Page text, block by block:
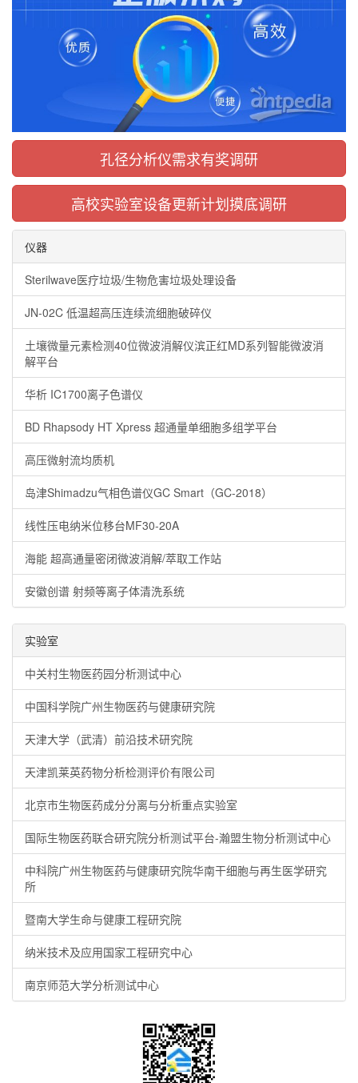
孔径分析仪需求有奖调研
高校实验室设备更新计划摸底调研
仪器
Sterilwave医疗垃圾/生物危害垃圾处理设备
JN-02C 低温超高压连续流细胞破碎仪
土壤微量元素检测40位微波消解仪滨正红MD系列智能微波消
解平台
华析 IC1700离子色谱仪
BD Rhapsody HT Xpress 超通量单细胞多组学平台
高压微射流均质机
岛津Shimadzu气相色谱仪GC Smart（GC-2018）
线性压电纳米位移台MF30-20A
海能 超高通量密闭微波消解/萃取工作站
安徽创谱 射频等离子体清洗系统
实验室
中关村生物医药园分析测试中心
中国科学院广州生物医药与健康研究院
天津大学（武清）前沿技术研究院
天津凯莱英药物分析检测评价有限公司
北京市生物医药成分分离与分析重点实验室
国际生物医药联合研究院分析测试平台-瀚盟生物分析测试中心
中科院广州生物医药与健康研究院华南干细胞与再生医学研究
所
暨南大学生命与健康工程研究院
纳米技术及应用国家工程研究中心
南京师范大学分析测试中心